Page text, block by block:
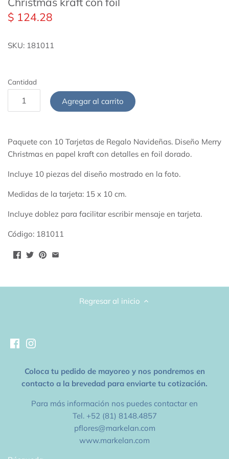
$ 124.28
SKU: 181011
Cantidad
Agregar al carrito
Paquete con 10 Tarjetas de Regalo Navideñas. Diseño Merry
Christmas en papel kraft con detalles en foil dorado.
Incluye 10 piezas del diseño mostrado en la foto.
Medidas de la tarjeta: 15 x 10 cm.
Incluye doblez para facilitar escribir mensaje en tarjeta.
Código: 181011
Regresar al inicio
Coloca tu pedido de mayoreo y nos pondremos en
contacto a la brevedad para enviarte tu cotización.
Para más información nos puedes contactar en
Tel. +52 (81) 8148.4857
pflores@markelan.com
www.markelan.com
Papel de China
Listones
Papel Metalizado
Cajas de Cartón para Regalo
Accesorios de Fiesta
Lunas 17"
Starpoints 40"
Todos los sólidos